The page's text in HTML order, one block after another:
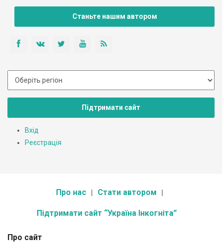
Станьте нашим автором
Підтримати сайт
Вхід
Реєстрація
Про нас Стати автором
Підтримати сайт “Україна Інкогніта”
Про сайт